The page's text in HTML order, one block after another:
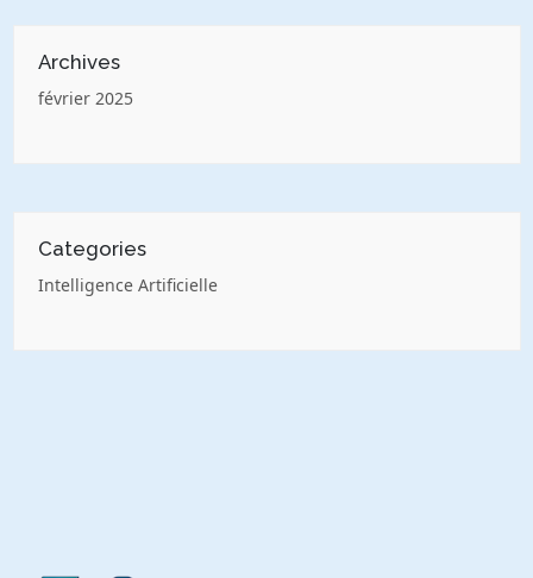
Archives
février 2025
Categories
Intelligence Artificielle